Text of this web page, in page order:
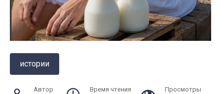
истории
Автор Время чтения Просмотры